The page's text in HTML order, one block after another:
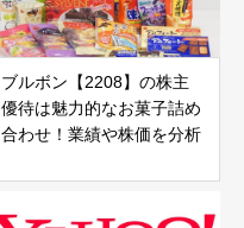
ブルボン【2208】の株主
優待は魅力的なお菓子詰め
合わせ！業績や株価を分析